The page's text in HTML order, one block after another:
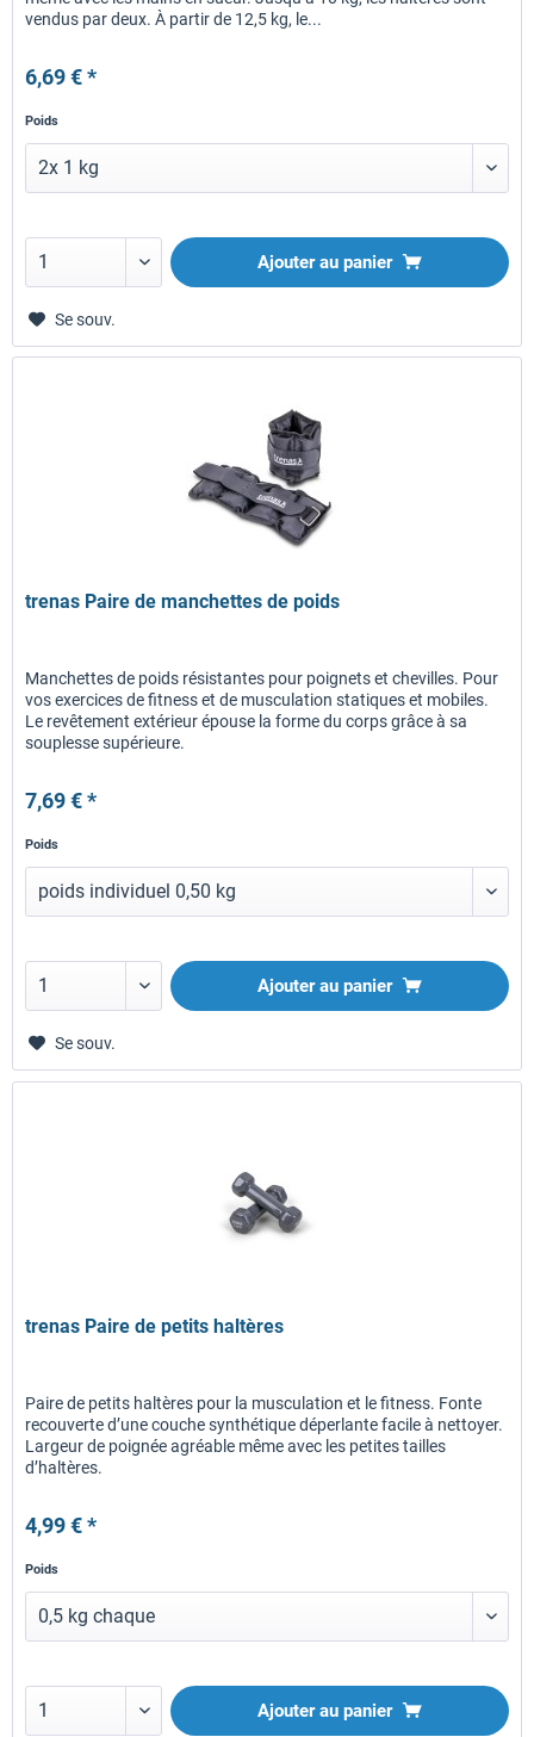
vendus par deux. À partir de 12,5 kg, le...
6,69 € *
Poids
Ajouter au panier
Se souv.
trenas Paire de manchettes de poids
Manchettes de poids résistantes pour poignets et chevilles. Pour
vos exercices de fitness et de musculation statiques et mobiles.
Le revêtement extérieur épouse la forme du corps grâce à sa
souplesse supérieure.
7,69 € *
Poids
Ajouter au panier
Se souv.
trenas Paire de petits haltères
Paire de petits haltères pour la musculation et le fitness. Fonte
recouverte d’une couche synthétique déperlante facile à nettoyer.
Largeur de poignée agréable même avec les petites tailles
d’haltères.
4,99 € *
Poids
Ajouter au panier